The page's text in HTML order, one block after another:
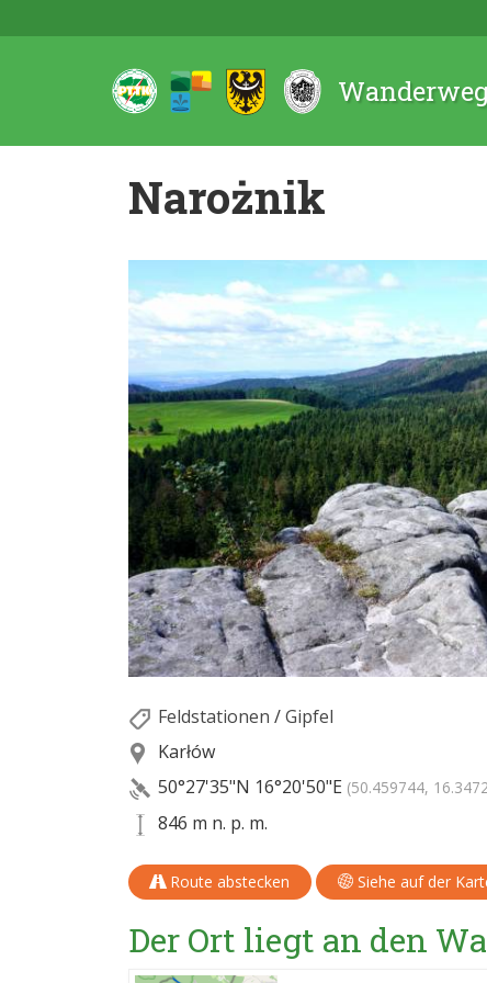
Narożnik
Feldstationen /Gipfel
Karłów
50°27'35"N 16°20'50"E (50.459744,
846 m n. p. m.
Route abstecken Siehe auf der
Der Ort liegt an den